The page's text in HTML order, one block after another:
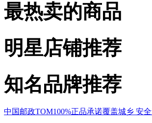
最热卖的商品
明星店铺推荐
知名品牌推荐
中国邮政TOM100%正品承诺覆盖城乡 安